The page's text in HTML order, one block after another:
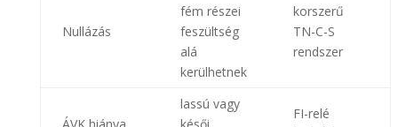
Nullázás
fém részei
feszültség
alá
kerülhetnek
korszerű
TN-C-S
rendszer
lassú vagy
FI-relé